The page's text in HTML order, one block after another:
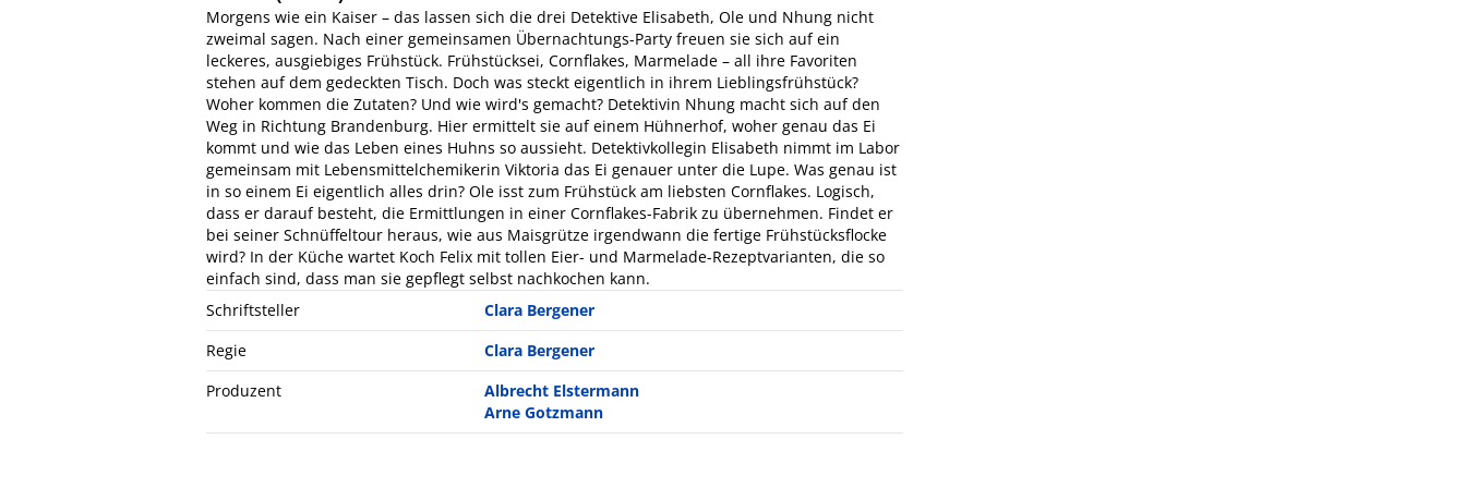
Morgens wie ein Kaiser – das lassen sich die drei Detektive Elisabeth, Ole und Nhung nicht
zweimal sagen. Nach einer gemeinsamen Übernachtungs-Party freuen sie sich auf ein
leckeres, ausgiebiges Frühstück. Frühstücksei, Cornflakes, Marmelade – all ihre Favoriten
stehen auf dem gedeckten Tisch. Doch was steckt eigentlich in ihrem Lieblingsfrühstück?
Woher kommen die Zutaten? Und wie wird's gemacht? Detektivin Nhung macht sich auf den
Weg in Richtung Brandenburg. Hier ermittelt sie auf einem Hühnerhof, woher genau das Ei
kommt und wie das Leben eines Huhns so aussieht. Detektivkollegin Elisabeth nimmt im Labor
gemeinsam mit Lebensmittelchemikerin Viktoria das Ei genauer unter die Lupe. Was genau ist
in so einem Ei eigentlich alles drin? Ole isst zum Frühstück am liebsten Cornflakes. Logisch,
dass er darauf besteht, die Ermittlungen in einer Cornflakes-Fabrik zu übernehmen. Findet er
bei seiner Schnüffeltour heraus, wie aus Maisgrütze irgendwann die fertige Frühstücksflocke
wird? In der Küche wartet Koch Felix mit tollen Eier- und Marmelade-Rezeptvarianten, die so
einfach sind, dass man sie gepflegt selbst nachkochen kann.
Schriftsteller
Clara Bergener
Regie
Clara Bergener
Produzent
Albrecht Elstermann
Arne Gotzmann